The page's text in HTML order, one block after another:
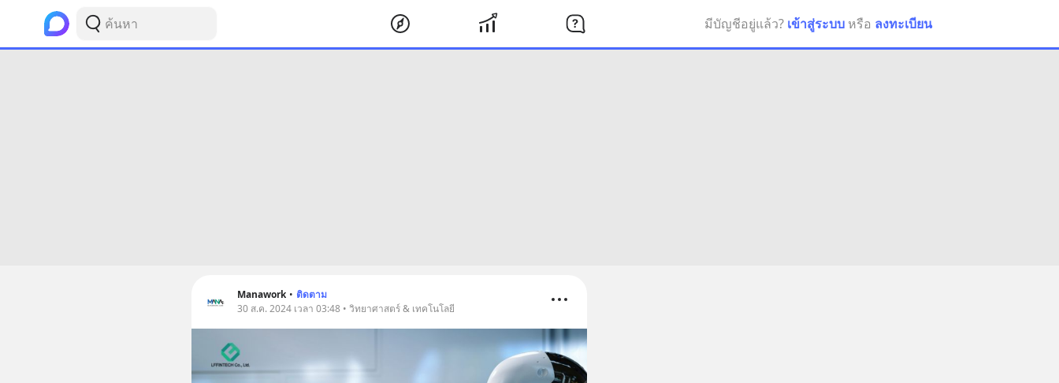
มีบัญชีอยู่แล้ว? เข้าสู่ระบบ หรือ ลงทะเบียน
Manawork • ติดตาม
30 ส.ค. 2024 เวลา 03:48 • วิทยาศาสตร์ & เทคโนโลยี